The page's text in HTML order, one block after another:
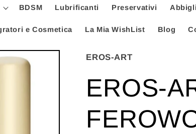
BDSM Lubrificanti Preservativi
e Cosmetica La Mia WishList Blog
EROS-ART
EROS-